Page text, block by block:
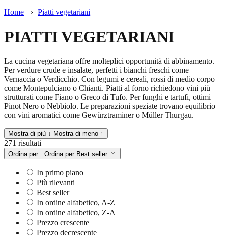
Home
› Piatti vegetariani
PIATTI VEGETARIANI
La cucina vegetariana offre molteplici opportunità di abbinamento.
Per verdure crude e insalate, perfetti i bianchi freschi come
Vernaccia o Verdicchio. Con legumi e cereali, rossi di medio corpo
come Montepulciano o Chianti. Piatti al forno richiedono vini più
strutturati come Fiano o Greco di Tufo. Per funghi e tartufi, ottimi
Pinot Nero o Nebbiolo. Le preparazioni speziate trovano equilibrio
con vini aromatici come Gewürztraminer o Müller Thurgau.
Mostra di più ↓ Mostra di meno ↑
271 risultati
Ordina per: Ordina per: Best seller
In primo piano
Più rilevanti
Best seller
In ordine alfabetico, A-Z
In ordine alfabetico, Z-A
Prezzo crescente
Prezzo decrescente